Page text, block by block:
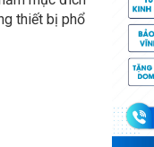
thiết bị phổ